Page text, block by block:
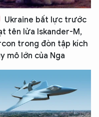
Ukraine bất lực trước
tên lửa Iskander-M,
trong đòn tập kích
mô lớn của Nga